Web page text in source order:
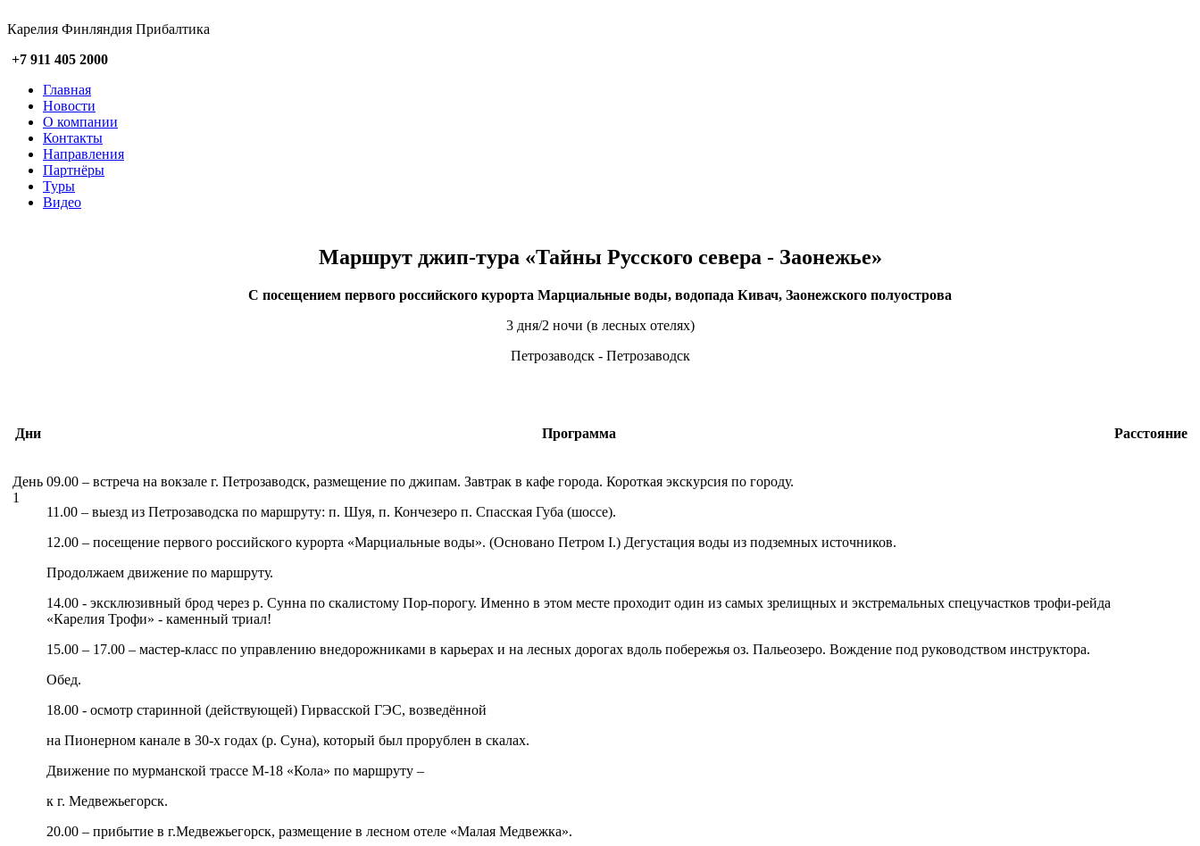
Карелия Финляндия Прибалтика
+7 911 405 2000
Главная
Новости
О компании
Контакты
Направления
Партнёры
Туры
Видео
Маршрут джип-тура «Тайны Русского севера - Заонежье»
С посещением первого российского курорта Марциальные воды, водопада Кивач, Заонежского полуострова
3 дня/2 ночи (в лесных отелях)
Петрозаводск - Петрозаводск
Дни Программа Расстояние
День
1
09.00 – встреча на вокзале г. Петрозаводск, размещение по джипам. Завтрак в кафе города. Короткая экскурсия по городу.
11.00 – выезд из Петрозаводска по маршруту: п. Шуя, п. Кончезеро п. Спасская Губа (шоссе).
12.00 – посещение первого российского курорта «Марциальные воды». (Основано Петром I.) Дегустация воды из подземных источников.
Продолжаем движение по маршруту.
14.00 - эксклюзивный брод через р. Сунна по скалистому Пор-порогу. Именно в этом месте проходит один из самых зрелищных и экстремальных спецучастков трофи-рейда
«Карелия Трофи» - каменный триал!
15.00 – 17.00 – мастер-класс по управлению внедорожниками в карьерах и на лесных дорогах вдоль побережья оз. Пальеозеро. Вождение под руководством инструктора.
Обед.
18.00 - осмотр старинной (действующей) Гирвасской ГЭС, возведённой
на Пионерном канале в 30-х годах (р. Суна), который был прорублен в скалах.
Движение по мурманской трассе М-18 «Кола» по маршруту –
к г. Медвежьегорск.
20.00 – прибытие в г.Медвежьегорск, размещение в лесном отеле «Малая Медвежка».